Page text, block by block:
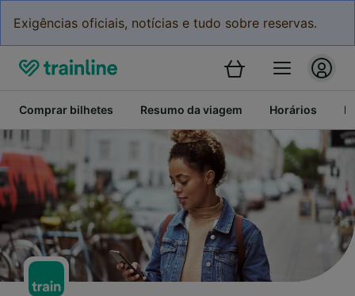
Exigências oficiais, notícias e tudo sobre reservas.
Comprar bilhetes Resumo da viagem Horários